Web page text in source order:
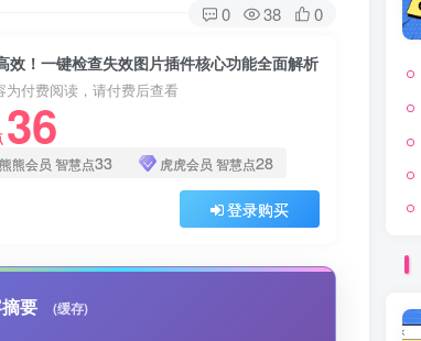
0 38 0
效！一键检查失效图片插件核心功能全面解析
为付费阅读，请付费后查看
36
熊熊会员 智慧点33 虎虎会员 智慧点28
登录购买
要 (缓存)